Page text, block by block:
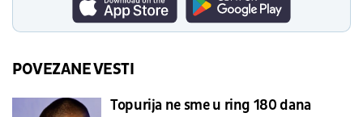
POVEZANE VESTI
Topurija ne sme u ring 180 dana